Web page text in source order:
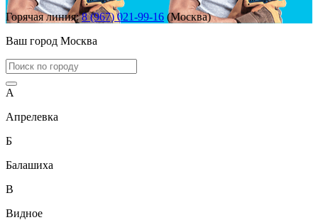
Горячая линия:8 (967) 021-99-16 (Москва)
Ваш город Москва
А
Апрелевка
Б
Балашиха
В
Видное